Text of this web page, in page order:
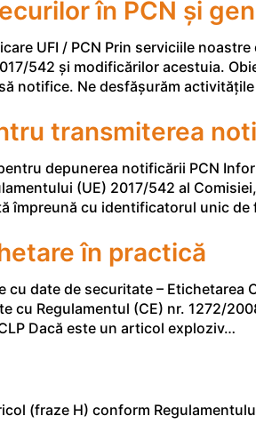
în PCN și
UFI / PCN Prin serviciile
542 și modificărilor acestuia.
notifice. Ne desfășurăm
transmiterea
depunerea notificării PCN
(UE) 2017/542 al
împreună cu identificatorul unic
în practică
cu date de securitate –
cu Regulamentul (CE) nr. 1272/
Dacă este un articol exploziv…
(fraze H) conform